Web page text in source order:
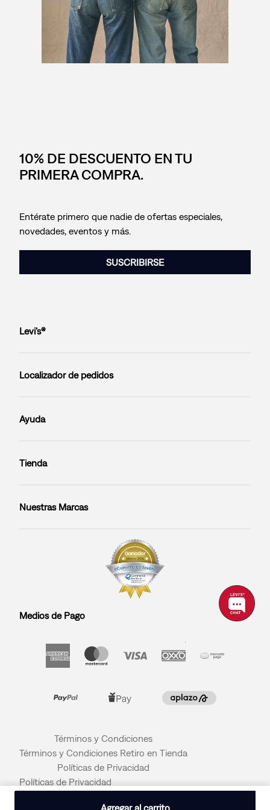
Agregar al carrito
10% DE DESCUENTO EN TU
PRIMERA COMPRA.
Entérate primero que nadie de ofertas especiales,
novedades, eventos y más.
SUSCRIBIRSE
Levi’s®
Localizador de pedidos
Ayuda
Tienda
Nuestras Marcas
Medios de Pago
Términos y Condiciones
Términos y Condiciones Retiro en Tienda
Políticas de Privacidad
Políticas de Privacidad
© 2026 LEVI STRAUSS & CO